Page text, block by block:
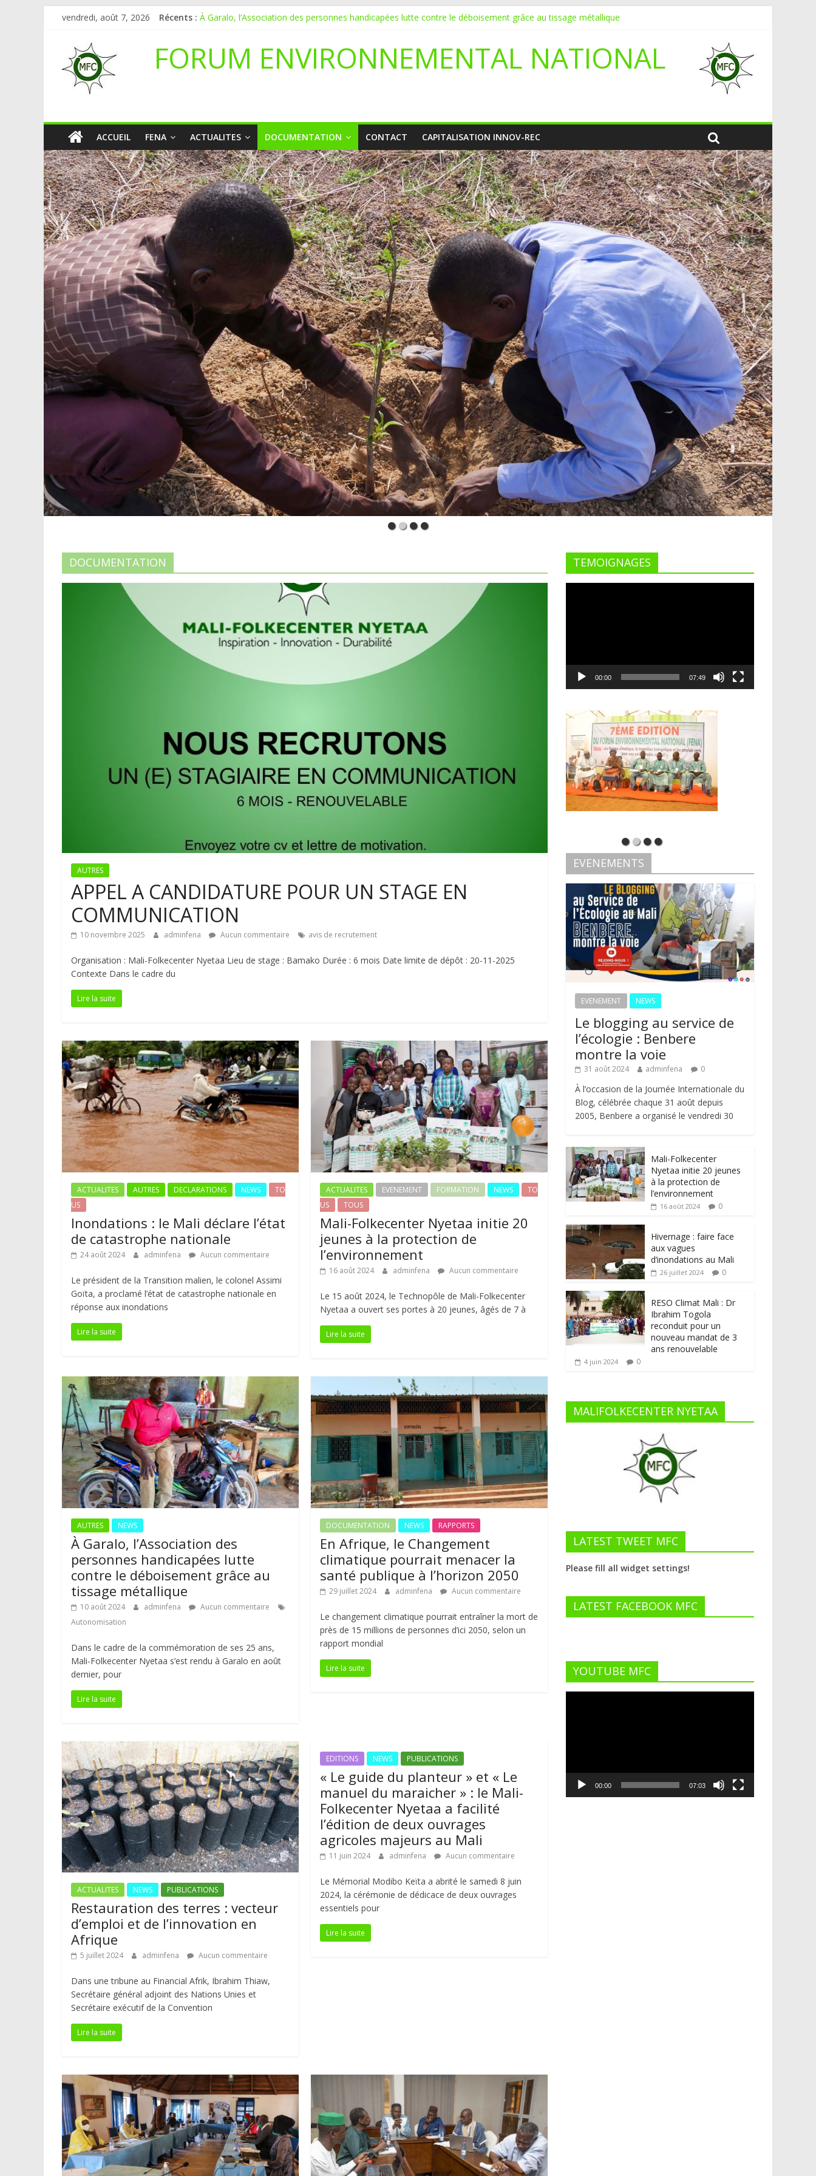
vendredi, août 7, 2026 Récents : À Garalo, l’Association des personnes handicapées lutte contre le déboisement grâce au tissage métallique
Inondations : le Mali déclare l’état de catastrophe nationale
Mali-Folkecenter Nyetaa initie 20 jeunes à la protection de l’environnement
FORUM ENVIRONNEMENTAL NATIONAL
ACCUEIL FENA ACTUALITES DOCUMENTATION CONTACT CAPITALISATION INNOV-REC
DOCUMENTATION
AUTRES
APPEL A CANDIDATURE POUR UN STAGE EN
COMMUNICATION
10 novembre 2025 adminfena Aucun commentaire avis de recrutement
Organisation : Mali-Folkecenter Nyetaa Lieu de stage : Bamako Durée : 6 mois Date limite de dépôt : 20-11-2025
Contexte Dans le cadre du
Lire la suite
ACTUALITES AUTRES DECLARATIONS NEWS
TO
US
Inondations : le Mali déclare l’état
de catastrophe nationale
24 août 2024 adminfena Aucun commentaire
Le président de la Transition malien, le colonel Assimi
Goïta, a proclamé l’état de catastrophe nationale en
réponse aux inondations
Lire la suite
ACTUALITES EVENEMENT FORMATION NEWS
TO
US
TOUS
Mali-Folkecenter Nyetaa initie 20
jeunes à la protection de
l’environnement
16 août 2024 adminfena Aucun commentaire
Le 15 août 2024, le Technopôle de Mali-Folkecenter
Nyetaa a ouvert ses portes à 20 jeunes, âgés de 7 à
Lire la suite
AUTRES NEWS
À Garalo, l’Association des
personnes handicapées lutte
contre le déboisement grâce au
tissage métallique
10 août 2024 adminfena
Aucun commentaire
Autonomisation
Dans le cadre de la commémoration de ses 25 ans,
Mali-Folkecenter Nyetaa s’est rendu à Garalo en août
dernier, pour
Lire la suite
DOCUMENTATION NEWS RAPPORTS
En Afrique, le Changement
climatique pourrait menacer la
santé publique à l’horizon 2050
29 juillet 2024 adminfena Aucun commentaire
Le changement climatique pourrait entraîner la mort de
près de 15 millions de personnes d’ici 2050, selon un
rapport mondial
Lire la suite
ACTUALITES NEWS PUBLICATIONS
Restauration des terres : vecteur
d’emploi et de l’innovation en
Afrique
5 juillet 2024 adminfena Aucun commentaire
Dans une tribune au Financial Afrik, Ibrahim Thiaw,
Secrétaire général adjoint des Nations Unies et
Secrétaire exécutif de la Convention
Lire la suite
EDITIONS NEWS PUBLICATIONS
« Le guide du planteur » et « Le
manuel du maraicher » : le Mali-
Folkecenter Nyetaa a facilité
l’édition de deux ouvrages
agricoles majeurs au Mali
11 juin 2024 adminfena Aucun commentaire
Le Mémorial Modibo Keïta a abrité le samedi 8 juin
2024, la cérémonie de dédicace de deux ouvrages
essentiels pour
Lire la suite
TEMOIGNAGES
00:00 07:49
EVENEMENTS
EVENEMENT NEWS
Le blogging au service de
l’écologie : Benbere
montre la voie
31 août 2024 adminfena 0
À l’occasion de la Journée Internationale du
Blog, célébrée chaque 31 août depuis
2005, Benbere a organisé le vendredi 30
Mali-Folkecenter
Nyetaa initie 20 jeunes
à la protection de
l’environnement
16 août 2024 0
Hivernage : faire face
aux vagues
d’inondations au Mali
26 juillet 2024 0
RESO Climat Mali : Dr
Ibrahim Togola
reconduit pour un
nouveau mandat de 3
ans renouvelable
4 juin 2024 0
MALIFOLKECENTER NYETAA
LATEST TWEET MFC
Please fill all widget settings!
LATEST FACEBOOK MFC
YOUTUBE MFC
00:00 07:03